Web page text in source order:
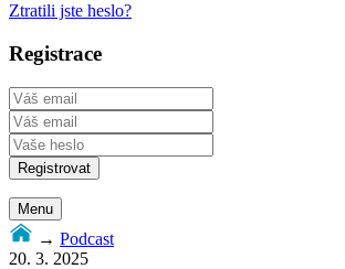
Ztratili jste heslo?
Registrace
Menu
→ Podcast
20. 3. 2025